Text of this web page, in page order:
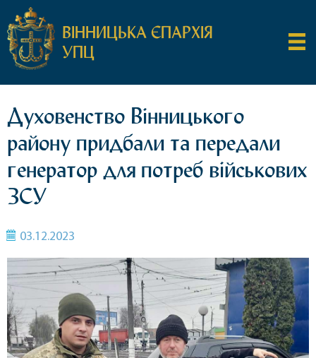
ВІННИЦЬКА ЄПАРХІЯ
УПЦ
Духовенство Вінницького
району придбали та передали
генератор для потреб військових
ЗСУ
03.12.2023